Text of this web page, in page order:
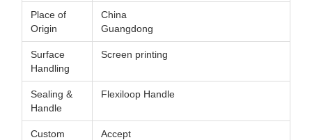
Place of
Origin
China
Guangdong
Surface
Handling
Screen printing
Sealing &
Handle
Flexiloop Handle
Custom
Accept